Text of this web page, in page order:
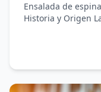
Ensalada de
Historia y Origen